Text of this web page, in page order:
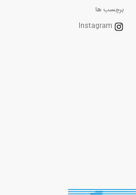
برچسب ها
Instagram